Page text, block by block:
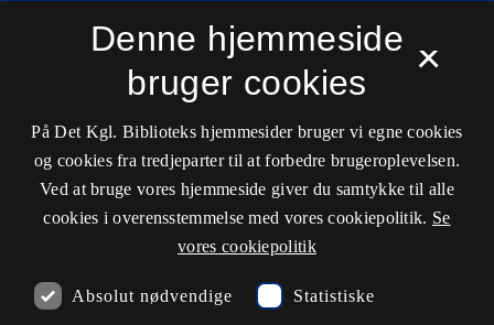
Cookieindstillinger
Kontaktinformationer
Åbningstider
×
Denne hjemmeside
bruger cookies
På Det Kgl. Biblioteks hjemmesider bruger vi egne cookies
og cookies fra tredjeparter til at forbedre brugeroplevelsen.
Ved at bruge vores hjemmeside giver du samtykke til alle
cookies i overensstemmelse med vores cookiepolitik. Se
vores cookiepolitik
Absolut nødvendige Statistiske